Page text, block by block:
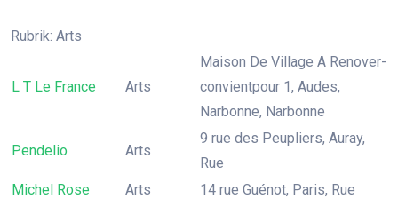
Rubrik: Arts
L T Le France Arts
Maison De Village A Renover-
convientpour 1, Audes,
Narbonne, Narbonne
Pendelio Arts
9 rue des Peupliers, Auray,
Rue
Michel Rose
Arts
14 rue Guénot, Paris, Rue